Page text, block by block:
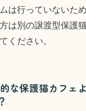
は行っていないた
は別の譲渡型保護
ください。
な保護猫カフェ